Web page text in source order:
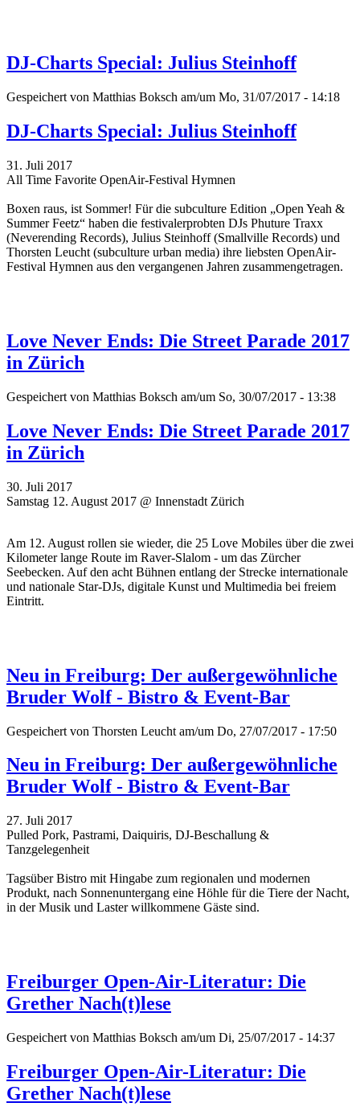
DJ-Charts Special: Julius Steinhoff
Gespeichert von Matthias Boksch am/um Mo, 31/07/2017 - 14:18
DJ-Charts Special: Julius Steinhoff
31. Juli 2017
All Time Favorite OpenAir-Festival Hymnen
Boxen raus, ist Sommer! Für die subculture Edition „Open Yeah &
Summer Feetz“ haben die festivalerprobten DJs Phuture Traxx
(Neverending Records), Julius Steinhoff (Smallville Records) und
Thorsten Leucht (subculture urban media) ihre liebsten OpenAir-
Festival Hymnen aus den vergangenen Jahren zusammengetragen.
Love Never Ends: Die Street Parade 2017
in Zürich
Gespeichert von Matthias Boksch am/um So, 30/07/2017 - 13:38
Love Never Ends: Die Street Parade 2017
in Zürich
30. Juli 2017
Samstag 12. August 2017 @ Innenstadt Zürich
Am 12. August rollen sie wieder, die 25 Love Mobiles über die zwei
Kilometer lange Route im Raver-Slalom - um das Zürcher
Seebecken. Auf den acht Bühnen entlang der Strecke internationale
und nationale Star-DJs, digitale Kunst und Multimedia bei freiem
Eintritt.
Neu in Freiburg: Der außergewöhnliche
Bruder Wolf - Bistro & Event-Bar
Gespeichert von Thorsten Leucht am/um Do, 27/07/2017 - 17:50
Neu in Freiburg: Der außergewöhnliche
Bruder Wolf - Bistro & Event-Bar
27. Juli 2017
Pulled Pork, Pastrami, Daiquiris, DJ-Beschallung &
Tanzgelegenheit
Tagsüber Bistro mit Hingabe zum regionalen und modernen
Produkt, nach Sonnenuntergang eine Höhle für die Tiere der Nacht,
in der Musik und Laster willkommene Gäste sind.
Freiburger Open-Air-Literatur: Die
Grether Nach(t)lese
Gespeichert von Matthias Boksch am/um Di, 25/07/2017 - 14:37
Freiburger Open-Air-Literatur: Die
Grether Nach(t)lese